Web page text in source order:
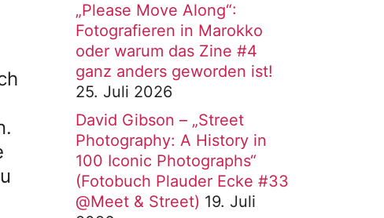
„Please Move Along“:
Fotografieren in Marokko
oder warum das Zine #4
ganz anders geworden ist!
25. Juli 2026
David Gibson – „Street
Photography: A History in
100 Iconic Photographs“
(Fotobuch Plauder Ecke #33
@Meet & Street) 19. Juli